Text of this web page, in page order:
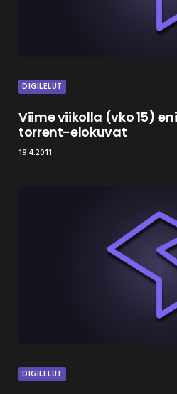
DIGILELUT
Viime viikolla (vko 15)
torrent-elokuvat
19.4.2011
DIGILELUT